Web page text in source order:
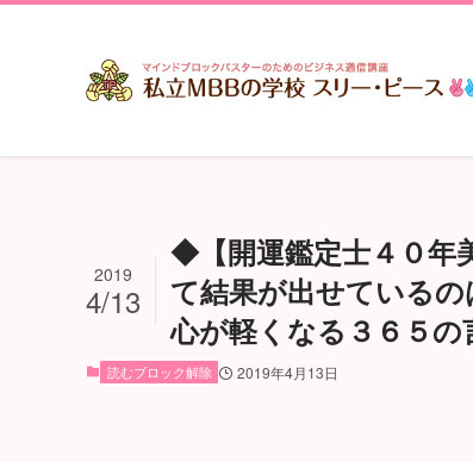
◆【開運鑑定士４０年
て結果が出せている
心が軽くなる３６５の
2019
4/13
読むブロック解除 2019年4月13日